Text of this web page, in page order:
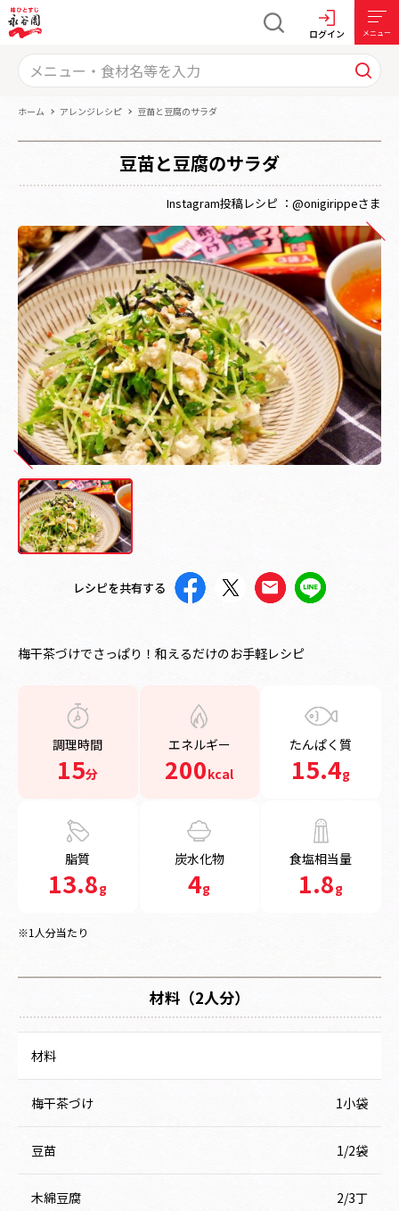
ログイン メニュー
ホーム アレンジレシピ 豆苗と豆腐のサラダ
豆苗と豆腐のサラダ
Instagram投稿レシピ ：@onigirippeさま
レシピを共有する
梅干茶づけでさっぱり！和えるだけのお手軽レシピ
調理時間
15分
エネルギー
200kcal
たんぱく質
15.4g
脂質
13.8g
炭水化物
4g
食塩相当量
1.8g
※1人分当たり
材料（2人分）
材料
梅干茶づけ 1小袋
豆苗 1/2袋
木綿豆腐 2/3丁